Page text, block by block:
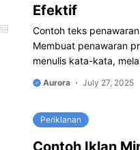
Efektif
Contoh teks
Membuat penawaran
menulis kata-kata,
Aurora July 27, 2025
Periklanan
Contoh Iklan